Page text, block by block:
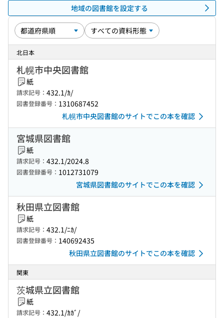
地域の図書館を設定する
北日本
札幌市中央図書館
紙
請求記号： 432.1/ｶ/
図書登録番号： 1310687452
札幌市中央図書館のサイトでこの本を確認
宮城県図書館
紙
請求記号： 432.1/2024.8
図書登録番号： 1012731079
宮城県図書館のサイトでこの本を確認
秋田県立図書館
紙
請求記号： 432.1/ﾆｶ/
図書登録番号： 140692435
秋田県立図書館のサイトでこの本を確認
関東
茨城県立図書館
紙
請求記号： 432.1/ｶｶﾞ/